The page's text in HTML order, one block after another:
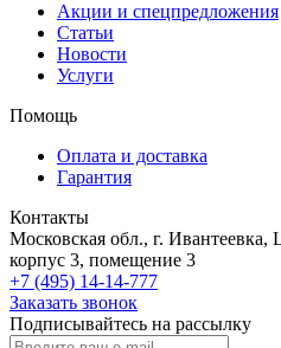
Акции и спецпредложения
Статьи
Новости
Услуги
Помощь
Оплата и доставка
Гарантия
Контакты
Московская обл., г. Ивантеевка,
корпус 3, помещение 3
+7 (495) 14-14-777
Заказать звонок
Подписывайтесь на рассылку